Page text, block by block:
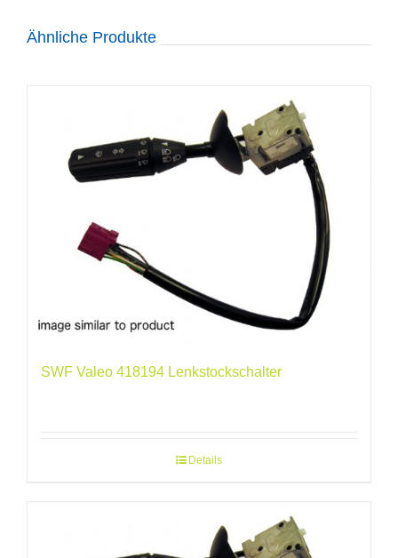
Ähnliche Produkte
SWF Valeo 418194 Lenkstockschalter
Details